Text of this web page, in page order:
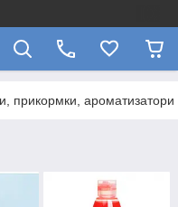
прикормки, ароматизатори